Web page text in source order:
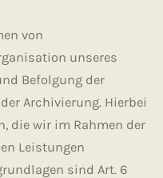
von
unseres
Befolgung der
Archivierung. Hierbei
die wir im Rahmen der
Leistungen
sind Art. 6